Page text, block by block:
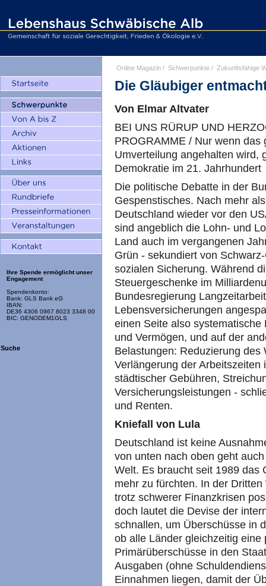
Ihre Spende ermöglicht unser
Engagement
Spendenkonto:
Bank: GLS Bank eG
IBAN:
DE36 4306 0967 8023 3348 00
BIC: GENODEM1GLS
Suche
Online Magazin / Schwerpunkte / Zukunftsfähige
Die Gläubiger
Von Elmar Altvater
BEI UNS RÜRUP UND
PROGRAMME / Nur wenn
Umverteilung angehalten wird,
Demokratie im 21. Jahrhundert
Die politische Debatte in der
Gespenstisches. Nach mehr
Deutschland wieder vor den
sind angeblich die Lohn- und
Land auch im vergangenen
Grün - sekundiert von
sozialen Sicherung. Während
Steuergeschenke im
Bundesregierung
Lebensversicherungen
einen Seite also
und Vermögen, und auf der
Belastungen: Reduzierung
Verlängerung der
städtischer Gebühren,
Versicherungsleistungen -
und Renten.
Kniefall von Lula
Deutschland ist keine
von unten nach oben geht
Welt. Es braucht seit 1989 das
mehr zu fürchten. In der
trotz schwerer Finanzkrisen
doch lautet die Devise der
schnallen, um Überschüsse in
ob alle Länder gleichzeitig
Primärüberschüsse in den
Ausgaben (ohne
Einnahmen liegen, damit der